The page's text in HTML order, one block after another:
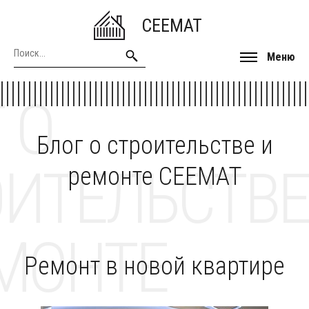
CEEMAT
Меню
Блог о строительстве и
ремонте CEEMAT
О
Ремонт в новой квартире